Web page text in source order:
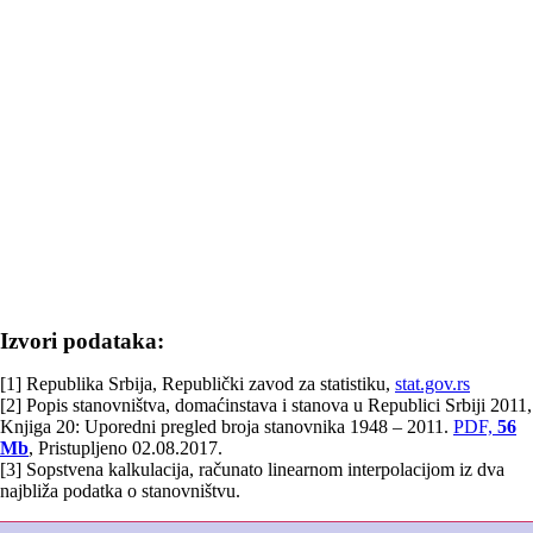
Izvori podataka:
[1] Republika Srbija, Republički zavod za statistiku, stat.gov.rs
[2] Popis stanovništva, domaćinstava i stanova u Republici Srbiji 2011,
Knjiga 20: Uporedni pregled broja stanovnika 1948 – 2011. PDF, 56
Mb, Pristupljeno 02.08.2017.
[3] Sopstvena kalkulacija, računato linearnom interpolacijom iz dva
najbliža podatka o stanovništvu.